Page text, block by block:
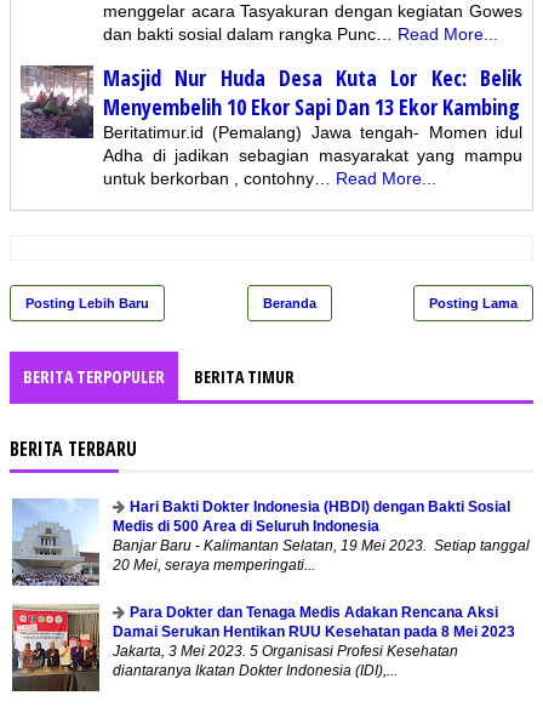
menggelar acara Tasyakuran dengan kegiatan Gowes
dan bakti sosial dalam rangka Punc… Read More...
Masjid Nur Huda Desa Kuta Lor Kec: Belik
Menyembelih 10 Ekor Sapi Dan 13 Ekor Kambing
Beritatimur.id (Pemalang) Jawa tengah- Momen idul
Adha di jadikan sebagian masyarakat yang mampu
untuk berkorban , contohny…
Read More...
Posting Lebih Baru Posting Lama
Beranda
BERITA TERPOPULER BERITA TIMUR
BERITA TERBARU
Hari Bakti Dokter Indonesia (HBDI) dengan Bakti Sosial
Medis di 500 Area di Seluruh Indonesia
Banjar Baru - Kalimantan Selatan, 19 Mei 2023. Setiap tanggal
20 Mei, seraya memperingati...
Para Dokter dan Tenaga Medis Adakan Rencana Aksi
Damai Serukan Hentikan RUU Kesehatan pada 8 Mei 2023
Jakarta, 3 Mei 2023. 5 Organisasi Profesi Kesehatan
diantaranya Ikatan Dokter Indonesia (IDI),...